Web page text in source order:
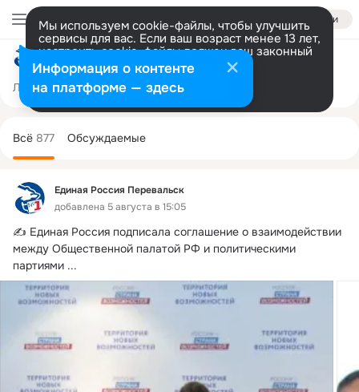
Войти
Мы используем cookie-файлы, чтобы улучшить
сервисы для вас. Если ваш возраст менее 13 лет,
настроить cookie-файлы должен ваш законный
представитель. Больше информации
Разрешить все Настроить
Лента Участники 132 Темы 877
Единая Россия Перевальск
добавлена 5 августа в 15:05
✍ Единая Россия подписала соглашение о взаимодействии
между Общественной палатой РФ и политическими
партиями ...
колонка
Всё 877 Обсуждаемые
Информация о контенте
на платформе — здесь